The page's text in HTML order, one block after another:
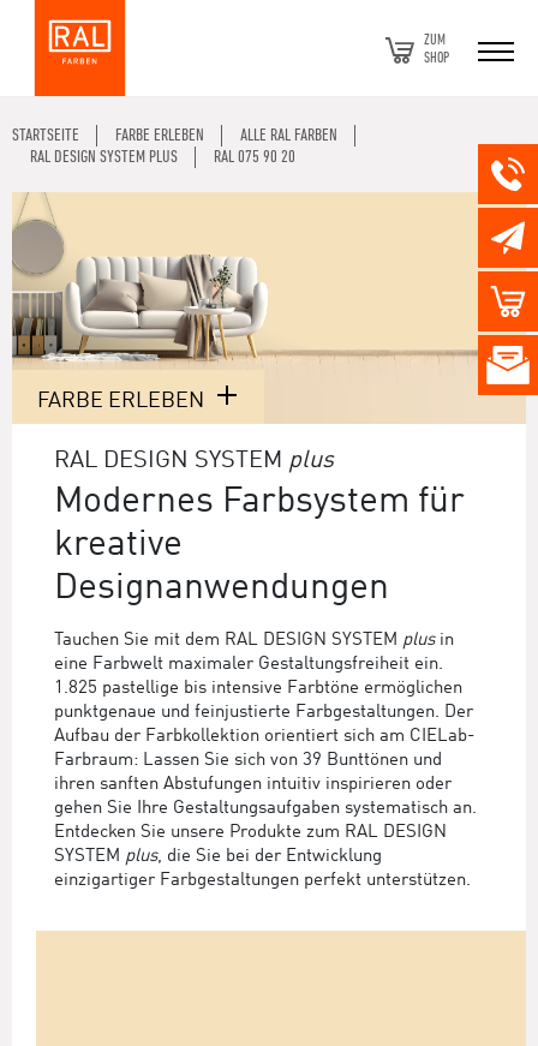
ZUM
SHOP
STARTSEITE FARBE ERLEBEN
ALLE RAL FARBEN
RAL DESIGN SYSTEM PLUS
RAL 075 90 20
FARBE ERLEBEN
RAL DESIGN SYSTEM plus
Modernes Farbsystem für
kreative
Designanwendungen
Tauchen Sie mit dem RAL DESIGN SYSTEM plusin
eine Farbwelt maximaler Gestaltungsfreiheit ein.
1.825 pastellige bis intensive Farbtöne ermöglichen
punktgenaue und feinjustierte Farbgestaltungen. Der
Aufbau der Farbkollektion orientiert sich am CIELab-
Farbraum: Lassen Sie sich von 39 Bunttönen und
ihren sanften Abstufungen intuitiv inspirieren oder
gehen Sie Ihre Gestaltungsaufgaben systematisch an.
Entdecken Sie unsere Produkte zum RAL DESIGN
SYSTEM plus, die Sie bei der Entwicklung
einzigartiger Farbgestaltungen perfekt unterstützen.